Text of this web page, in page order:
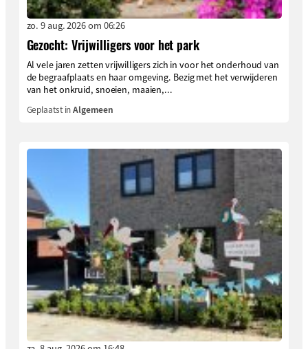
zo. 9 aug. 2026 om 06:26
Gezocht: Vrijwilligers voor het park
Al vele jaren zetten vrijwilligers zich in voor het onderhoud van
de begraafplaats en haar omgeving. Bezig met het verwijderen
van het onkruid, snoeien, maaien,...
Geplaatst inAlgemeen